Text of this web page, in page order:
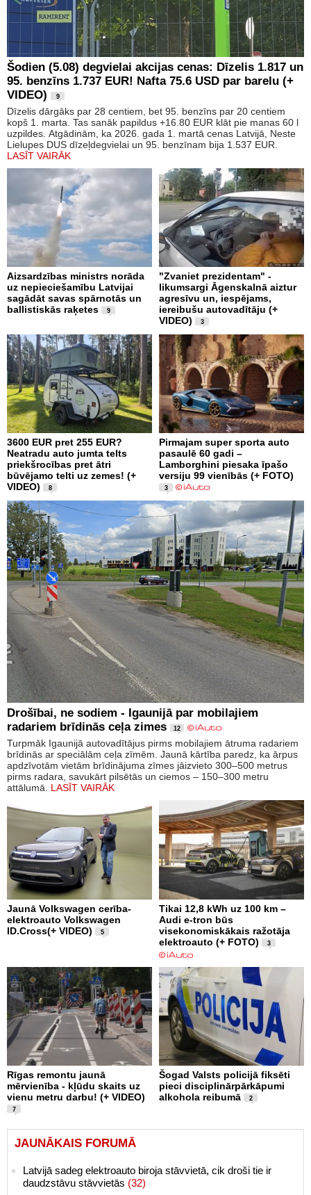
Šodien (5.08) degvielai akcijas cenas: Dīzelis 1.817 un
95. benzīns 1.737 EUR! Nafta 75.6 USD par barelu (+
VIDEO)
9
Dīzelis dārgāks par 28 centiem, bet 95. benzīns par 20 centiem
kopš 1. marta. Tas sanāk papildus +16.80 EUR klāt pie manas 60 l
uzpildes. Atgādinām, ka 2026. gada 1. martā cenas Latvijā, Neste
Lielupes DUS dīzeļdegvielai un 95. benzīnam bija 1.537 EUR.
LASĪT VAIRĀK
Aizsardzības ministrs norāda
uz nepieciešamību Latvijai
sagādāt savas spārnotās un
ballistiskās raķetes
9
"Zvaniet prezidentam" -
likumsargi Āgenskalnā aiztur
agresīvu un, iespējams,
iereibušu autovadītāju (+
VIDEO)
3
3600 EUR pret 255 EUR?
Neatradu auto jumta telts
priekšrocības pret ātri
būvējamo telti uz zemes! (+
VIDEO)
8
Pirmajam super sporta auto
pasaulē 60 gadi –
Lamborghini piesaka īpašo
versiju 99 vienībās (+ FOTO)
3
Drošībai, ne sodiem - Igaunijā par mobilajiem
radariem brīdinās ceļa zimes
12
Turpmāk Igaunijā autovadītājus pirms mobilajiem ātruma radariem
brīdinās ar speciālām ceļa zīmēm. Jaunā kārtība paredz, ka ārpus
apdzīvotām vietām brīdinājuma zīmes jāizvieto 300–500 metrus
pirms radara, savukārt pilsētās un ciemos – 150–300 metru
attālumā. LASĪT VAIRĀK
Jaunā Volkswagen cerība-
elektroauto Volkswagen
ID.Cross(+ VIDEO)
5
Tikai 12,8 kWh uz 100 km –
Audi e-tron būs
visekonomiskākais ražotāja
elektroauto (+ FOTO)
3
Rīgas remontu jaunā
mērvienība - kļūdu skaits uz
vienu metru darbu! (+ VIDEO)
7
Šogad Valsts policijā fiksēti
pieci disciplinārpārkāpumi
alkohola reibumā
2
JAUNĀKAIS FORUMĀ
Latvijā sadeg elektroauto biroja stāvvietā, cik droši tie ir
daudzstāvu stāvvietās (32)